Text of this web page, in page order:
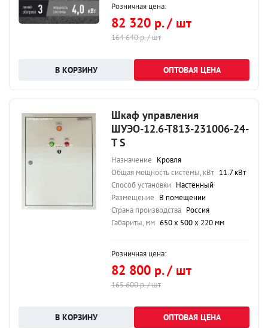
Розничная цена:
82 320 р. / шт
164 640 р. / шт
ОПТОВАЯ ЦЕНА
Шкаф управления
ШУЭО-12.6-Т813-231006-24-
Т S
Назначение Кровля
Общая мощность системы, кВт 11.7 кВт
Способ установки Настенный
Размещение В помещении
Страна производства Россия
Габариты, мм 650 х 500 х 220 мм
Розничная цена:
82 800 р. / шт
165 600 р. / шт
ОПТОВАЯ ЦЕНА